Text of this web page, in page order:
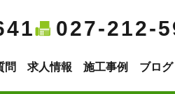
問 求人情報 施工事例 ブログ
027-212-